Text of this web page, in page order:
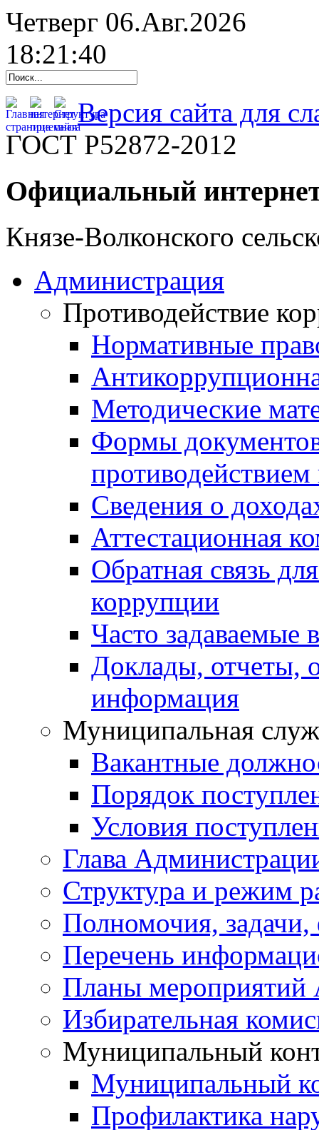
Четверг 06.Авг.2026
18:21:41
Версия сайта для
ГОСТ Р52872-2012
Официальный
Князе-Волконского
Администрация
Противодействие
Нормативные
Методические
Формы
Сведения о
Аттестационная
Обратная связь
коррупции
Часто задаваемые
Доклады, отчеты,
информация
Муниципальная
Вакантные
Порядок
Условия
Глава
Структура и режим
Полномочия,
Перечень
Планы мероприятий
Избирательная
Муниципальный
Муниципальный
Профилактика